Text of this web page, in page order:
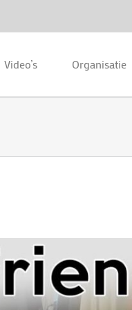
Video’s Organisatie